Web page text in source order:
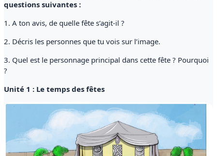
questions suivantes :
1. A ton avis, de quelle fête s’agit-il ?
2. Décris les personnes que tu vois sur l’image.
3. Quel est le personnage principal dans cette fête ? Pourquoi
?
Unité 1 : Le temps des fêtes